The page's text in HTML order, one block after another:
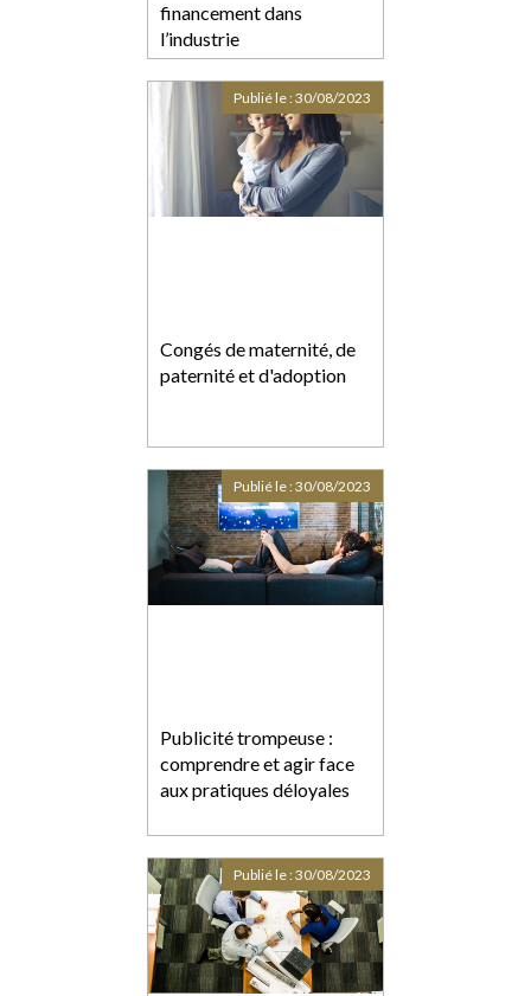
financement dans
l’industrie
Congés de maternité, de
paternité et d'adoption
Publié le :30/08/2023
Publicité trompeuse :
comprendre et agir face
aux pratiques déloyales
Publié le :30/08/2023
Publié le :30/08/2023